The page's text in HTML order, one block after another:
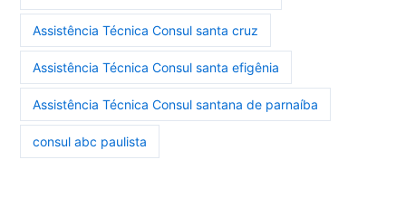
Assistência Técnica Consul santa cruz
Assistência Técnica Consul santa efigênia
Assistência Técnica Consul santana de parnaíba
consul abc paulista